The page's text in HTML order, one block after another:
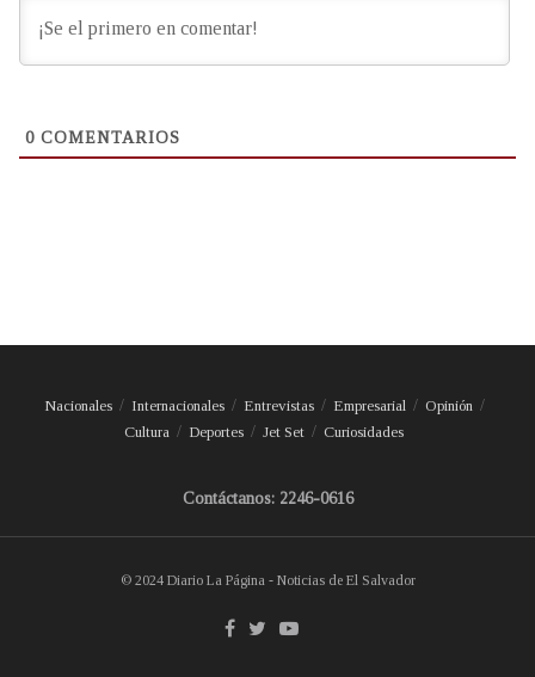
0 COMENTARIOS
Nacionales Internacionales Entrevistas Empresarial
Opinión
Cultura
Deportes Jet Set Curiosidades
Contáctanos: 2246-0616
© 2024 Diario La Página - Noticias de El Salvador